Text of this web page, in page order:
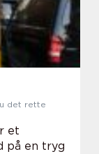
det rette
et
på en tryg